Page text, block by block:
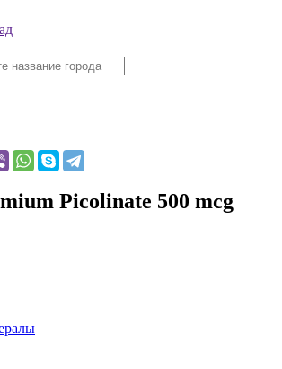
Picolinate 500 mcg